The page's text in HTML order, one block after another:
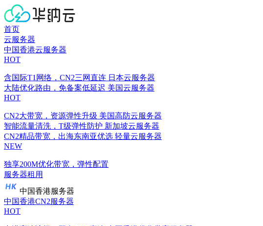
首页
云服务器
中国香港云服务器
HOT
含国际T1网络，CN2三网直连 日本云服务器
大陆优化路由，免备案低延迟 美国云服务器
HOT
CN2大带宽，资源弹性升级 美国高防云服务器
智能流量清洗，T级弹性防护 新加坡云服务器
CN2精品带宽，出海东南亚优选 轻量云服务器
NEW
独享200M优化带宽，弹性配置
服务器租用
中国香港服务器
中国香港CN2服务器
HOT